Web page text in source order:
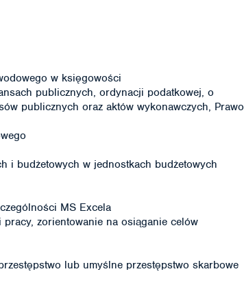
w księgowości
publicznych, ordynacji podatkowej, o
publicznych oraz aktów wykonawczych, Prawo
i budżetowych w jednostkach budżetowych
MS Excela
zorientowanie na osiąganie celów
lub umyślne przestępstwo skarbowe